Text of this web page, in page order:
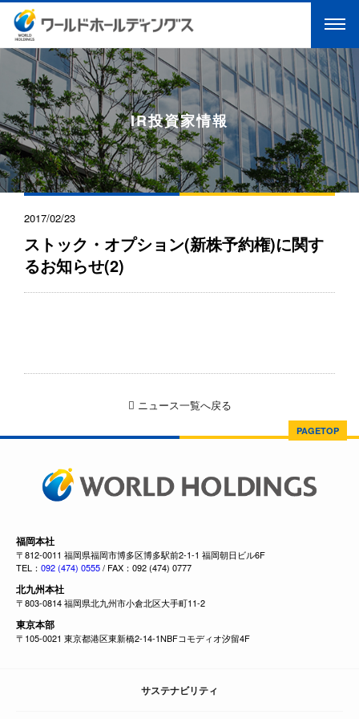
IR投資家情報
2017/02/23
ストック・オプション(新株予約権)に関す
るお知らせ(2)
ニュース一覧へ戻る
PAGETOP
福岡本社
〒812-0011 福岡県福岡市博多区博多駅前2-1-1 福岡朝日ビル6F
TEL： 092 (474) 0555/ FAX：092 (474) 0777
北九州本社
〒803-0814 福岡県北九州市小倉北区大手町11-2
東京本部
〒105-0021 東京都港区東新橋2-14-1NBFコモディオ汐留4F
サステナビリティ